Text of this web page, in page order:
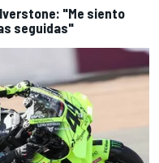
"Me siento
seguidas"